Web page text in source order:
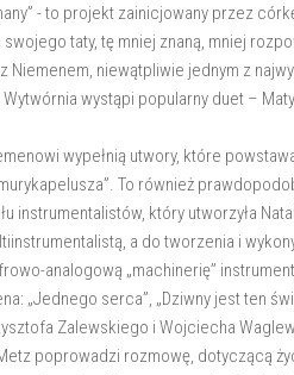
- to projekt zainicjowany przez
taty, tę mniej znaną, mniej
Niemenem, niewątpliwie jednym z
wystąpi popularny duet –
wypełnią utwory, które
To również
instrumentalistów, który utworzyła
a do tworzenia i
analogową „machinerię”
„Jednego serca”, „Dziwny jest ten
Zalewskiego i Wojciecha
poprowadzi rozmowę, dotyczącą